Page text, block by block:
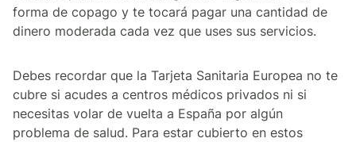
forma de copago y te tocará pagar una cantidad de
dinero moderada cada vez que uses sus servicios.
Debes recordar que la Tarjeta Sanitaria Europea no te
cubre si acudes a centros médicos privados ni si
necesitas volar de vuelta a España por algún
problema de salud. Para estar cubierto en estos